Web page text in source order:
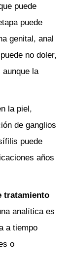
puede
puede
genital, anal
no doler,
la
la piel,
de ganglios
puede
años
tratamiento
analítica es
a tiempo
o